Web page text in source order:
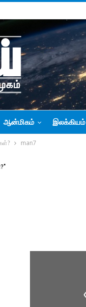
ஆன்மிகம் இலக்கியம்
man7